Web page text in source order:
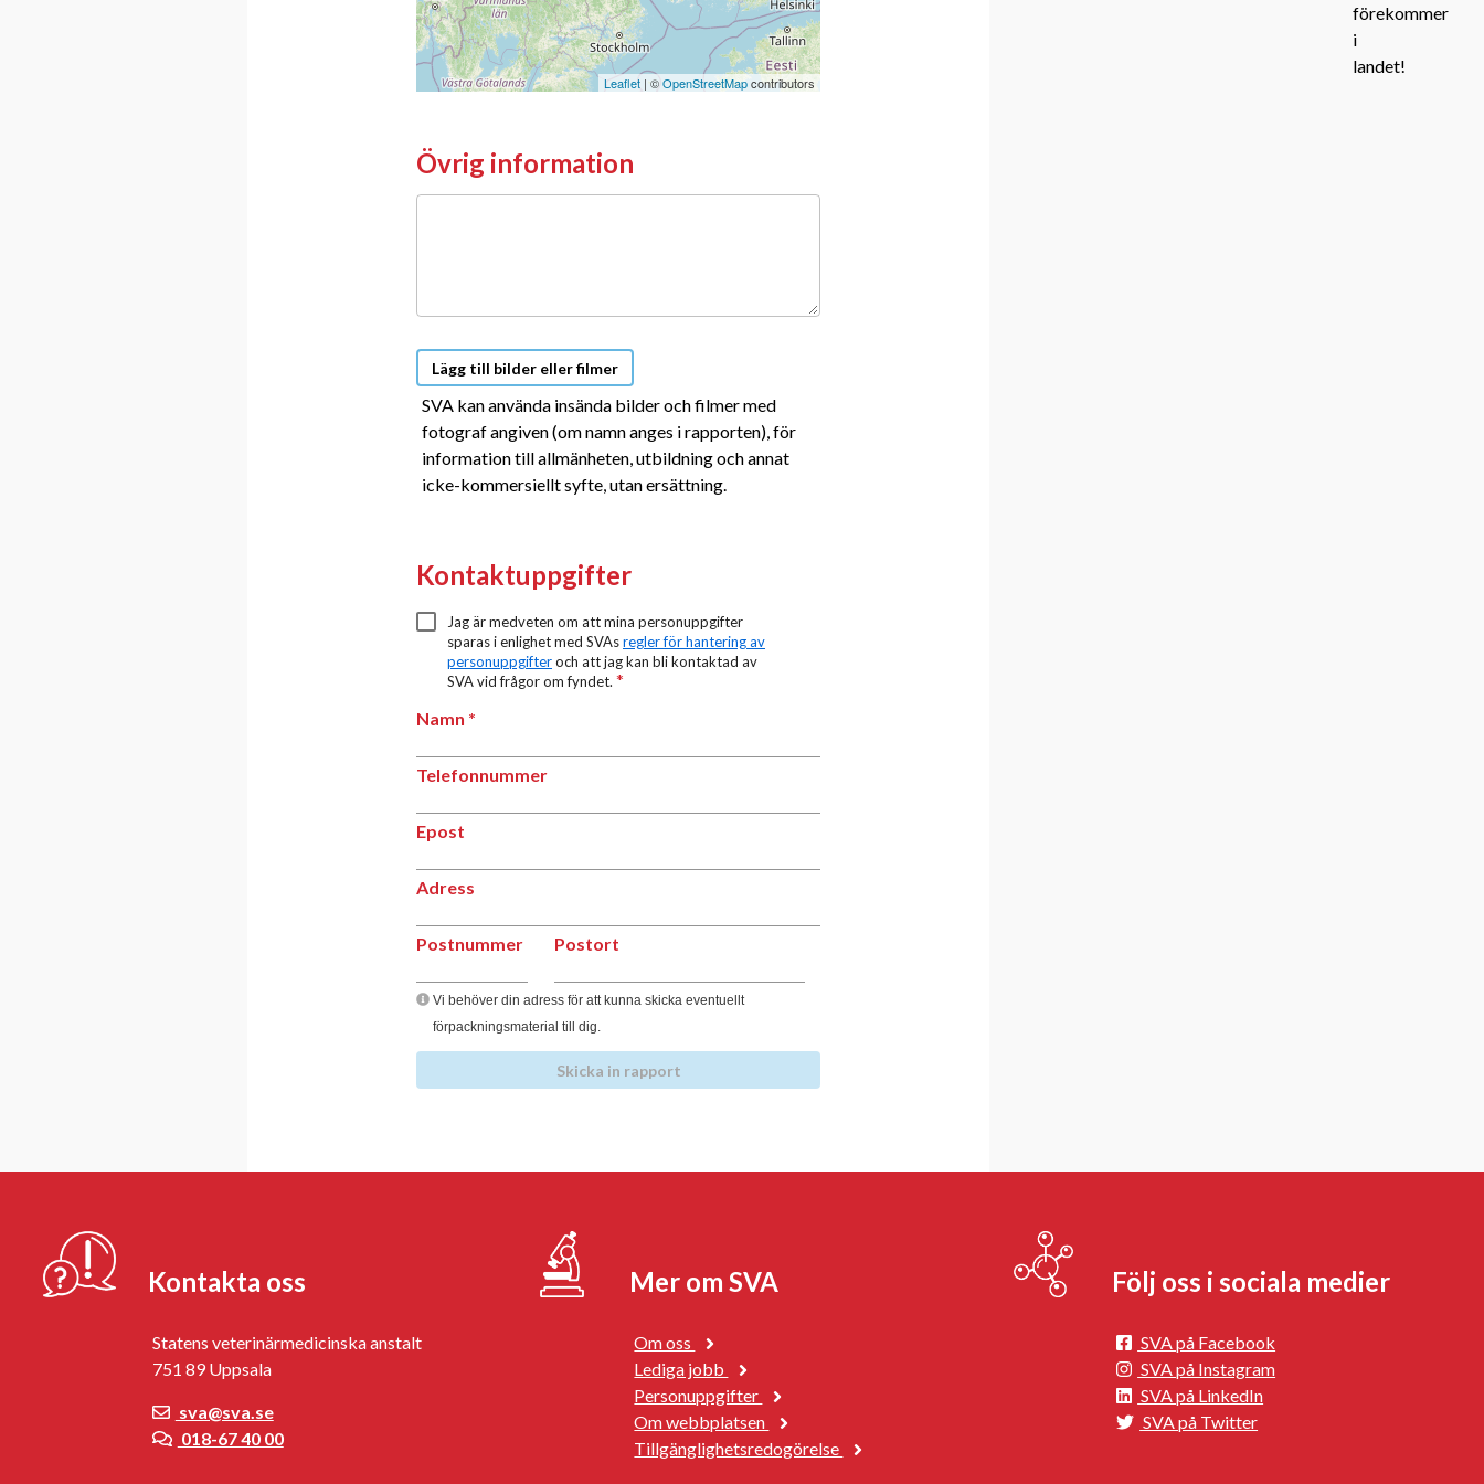
Leaflet | ©OpenStreetMapcontributors
Övrig information
Övrig
Lägg
till
bilder
eller
Lägg till bilder eller filmer
SVA kan använda insända bilder och filmer med
fotograf angiven (om namn anges i rapporten), för
information till allmänheten, utbildning och annat
icke-kommersiellt syfte, utan ersättning.
Kontaktuppgifter
Jag är medveten om att mina personuppgifter
sparas i enlighet med SVAsregler för hantering av
personuppgifteroch att jag kan bli kontaktad av
SVA vid frågor om fyndet. *
Namn
Namn
Telefonnummer
Telefonnummer
Epost
Epost
Adress
Adress
Postnummer
Postnummer Postort
Postort
Vi behöver din adress för att kunna skicka eventuellt
förpackningsmaterial till dig.
Skicka
rapport
Skicka in rapport
förekommer
i
landet!
Kontakta oss
Statens veterinärmedicinska anstalt
751 89 Uppsala
sva@sva.se
018-67 40 00
Mer om SVA
Om oss
Lediga jobb
Personuppgifter
Om webbplatsen
Tillgänglighetsredogörelse
Följ oss i sociala medier
SVA på Facebook
SVA på Instagram
SVA på LinkedIn
SVA på Twitter